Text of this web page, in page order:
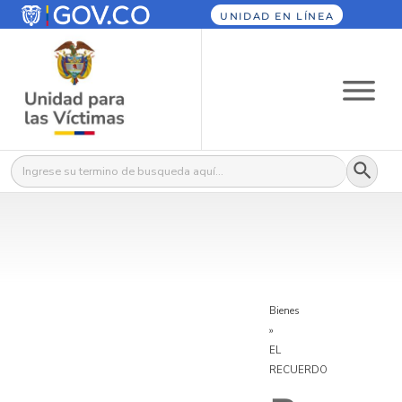
UNIDAD EN LÍNEA
Buscar: Botón
Bienes
»
EL
RECUERDO